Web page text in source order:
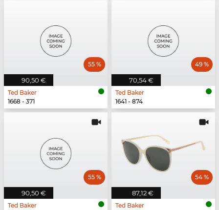
90,50 €
55 %
Ted Baker
1668 - 371
70,54 €
49 %
Ted Baker
1641 - 874
90,50 €
55 %
Ted Baker
87,12 €
54 %
Ted Baker